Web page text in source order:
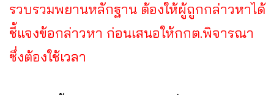
รวบรวมพยานหลักฐาน ต้องให้ผู้ถูกกล่าวหาได้
ชี้แจงข้อกล่าวหา ก่อนเสนอให้กกต.พิจารณา
ซึ่งต้องใช้เวลา